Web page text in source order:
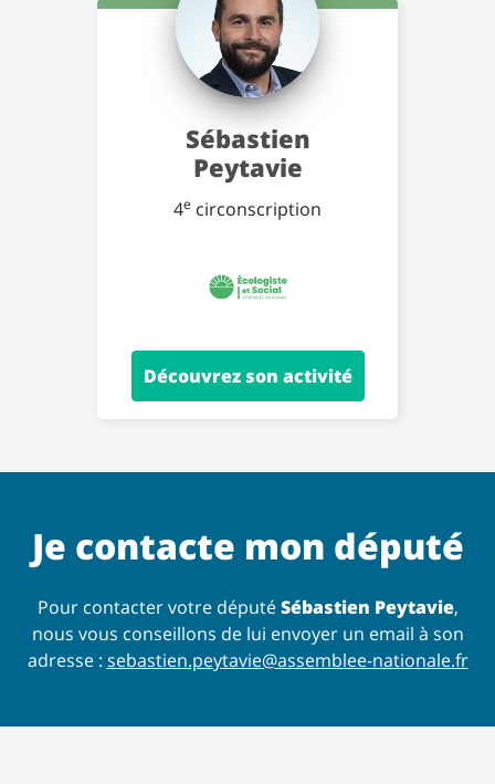
Sébastien
Peytavie
4e circonscription
Découvrez son activité
Je contacte mon député
Pour contacter votre députéSébastien Peytavie,
nous vous conseillons de lui envoyer un email à son
adresse : sebastien.peytavie@assemblee-nationale.fr